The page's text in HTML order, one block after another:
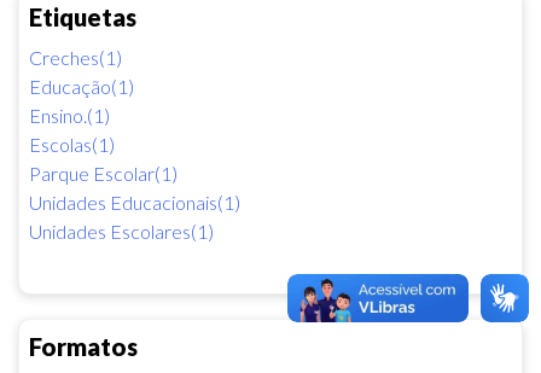
Etiquetas
Creches(1)
Educação(1)
Ensino.(1)
Escolas(1)
Parque Escolar(1)
Unidades Educacionais(1)
Unidades Escolares(1)
Formatos